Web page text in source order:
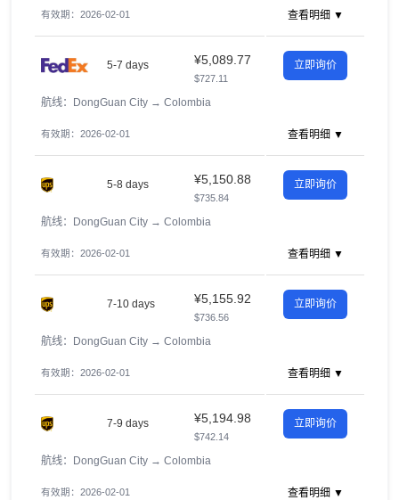
有效期：2026-02-01 查看明细 ▼
5-7 days ¥5,089.77
$727.11
立即询价
航线：DongGuan City → Colombia
有效期：2026-02-01 查看明细 ▼
5-8 days ¥5,150.88
$735.84
立即询价
航线：DongGuan City → Colombia
有效期：2026-02-01 查看明细 ▼
7-10 days ¥5,155.92
$736.56
立即询价
航线：DongGuan City → Colombia
有效期：2026-02-01 查看明细 ▼
7-9 days ¥5,194.98
$742.14
立即询价
航线：DongGuan City → Colombia
有效期：2026-02-01 查看明细 ▼